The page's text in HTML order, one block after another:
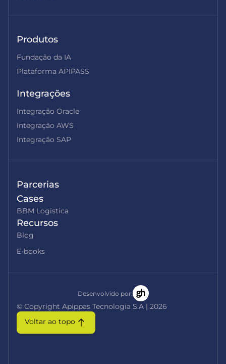
Produtos
Fundação da IA
Plataforma APIPASS
Integrações
Integração Oracle
Integração AWS
Integração SAP
Parcerias
Cases
BBM Logistica
Recursos
Blog
E-books
Desenvolvido por:
© Copyright Apippas Tecnologia S.A | 2026
Voltar ao topo